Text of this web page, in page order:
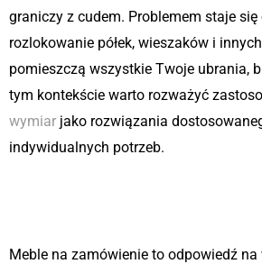
graniczy z cudem. Problemem staje
rozlokowanie półek, wieszaków i
pomieszczą wszystkie Twoje ubrania,
tym kontekście warto rozważyć
wymiar jako rozwiązania
indywidualnych potrzeb.
Meble na zamówienie to odpowiedź na